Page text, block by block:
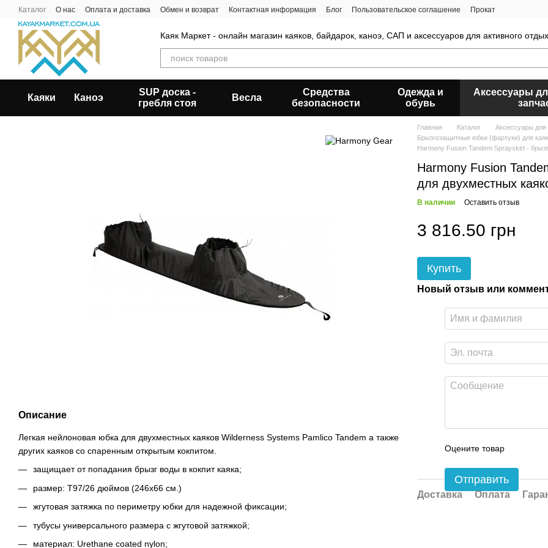
Перейти к основному контенту
Каталог О нас Оплата и доставка Обмен и возврат Контактная информация Блог Пользовательское соглашение Прокат
Каяк Маркет - онлайн магазин каяков, байдарок, каноэ, САП и аксессуаров для активного
Каяки Каноэ
SUP доска -
гребля стоя
Весла
Средства
безопасности
Одежда и
обувь
Аксессуары
Описание
Легкая нейлоновая юбка для двухместных каяков Wilderness Systems Pamlіco Tandem а также
других каяков со спаренным открытым кокпитом.
защищает от попадания брызг воды в кокпит каяка;
размер: T97/26 дюймов (246х66 см.)
жгутовая затяжка по периметру юбки для надежной фиксации;
тубусы универсального размера с жгутовой затяжкой;
материал: Urethane coated nylon;
Главная Каталог Аксессуары для
Брызгозащитные юбки (фартуки) для
Harmony Fusion Tandem Sprayskirt -
Harmony Fusion
для двухместных
В наличии Оставить отзыв
3 816.50 грн
Купить
Новый отзыв или
Оцените товар
Отправить
Доставка Оплата